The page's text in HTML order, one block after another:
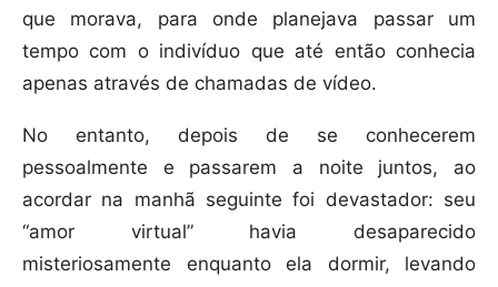
que morava, para onde planejava passar um
tempo com o indivíduo que até então conhecia
apenas através de chamadas de vídeo.
No entanto, depois de se conhecerem
pessoalmente e passarem a noite juntos, ao
acordar na manhã seguinte foi devastador: seu
“amor virtual” havia desaparecido
misteriosamente enquanto ela dormir, levando